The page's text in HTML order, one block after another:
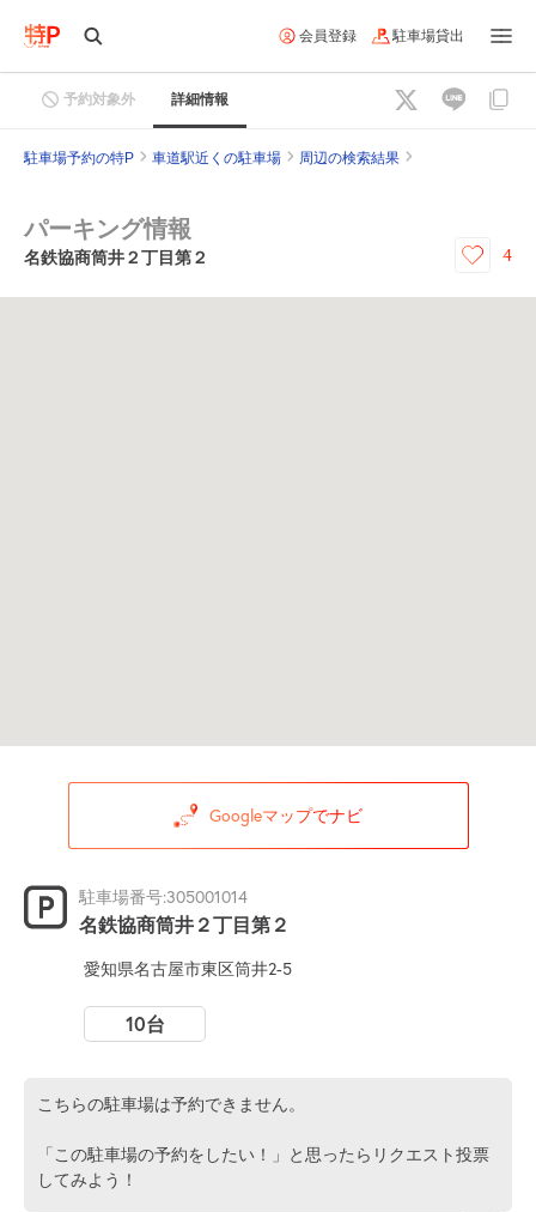
会員登録 駐車場貸出
予約対象外 詳細情報
駐車場予約の特P 車道駅近くの駐車場 周辺の検索結果
パーキング情報
名鉄協商筒井２丁目第２ 4
Googleマップでナビ
駐車場番号:305001014
名鉄協商筒井２丁目第２
愛知県名古屋市東区筒井2-5
10台
こちらの駐車場は予約できません。
「この駐車場の予約をしたい！」と思ったらリクエスト投票
してみよう！